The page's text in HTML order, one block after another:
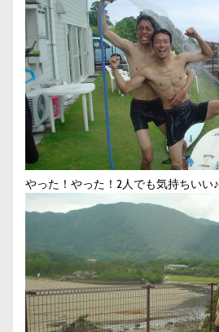
やった！やった！2人でも気持ちいい♪